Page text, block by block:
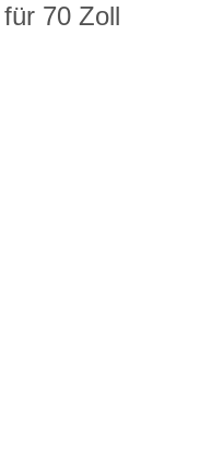
70 Zoll